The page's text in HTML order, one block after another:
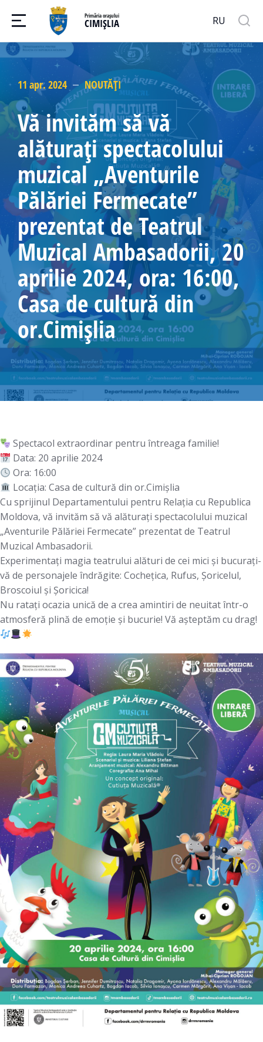
Primăria orașului
CIMIȘLIA RU
11 apr. 2024 NOUTĂȚI
Vă invităm să vă
alăturați spectacolului
muzical „Aventurile
Pălăriei Fermecate”
prezentat de Teatrul
Muzical Ambasadorii, 20
aprilie 2024, ora: 16:00,
Casa de cultură din
or.Cimișlia
Spectacol extraordinar pentru întreaga familie!
Data: 20 aprilie 2024
Ora: 16:00
Locația: Casa de cultură din or.Cimișlia
Cu sprijinul Departamentului pentru Relația cu Republica
Moldova, vă invităm să vă alăturați spectacolului muzical
„Aventurile Pălăriei Fermecate” prezentat de Teatrul
Muzical Ambasadorii.
Experimentați magia teatrului alături de cei mici și bucurați-
vă de personajele îndrăgite: Cochețica, Rufus, Șoricelul,
Broscoiul și Șoricica!
Nu ratați ocazia unică de a crea amintiri de neuitat într-o
atmosferă plină de emoție și bucurie! Vă așteptăm cu drag!